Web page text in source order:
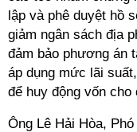
lập và phê duyệt hồ
giảm ngân sách địa
đảm bảo phương án
áp dụng mức lãi
để huy động vốn cho
Ông Lê Hải Hòa,